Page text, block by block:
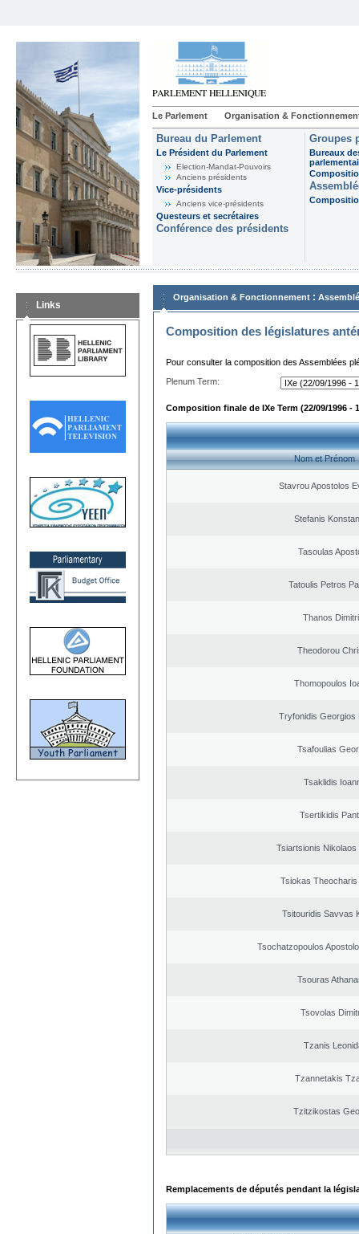
Le Parlement Organisation &
Bureau du Parlement
Le Président du Parlement
Election-Mandat-Pouvoirs
Anciens présidents
Vice-présidents
Anciens vice-présidents
Questeurs et secrétaires
Conférence des présidents
Groupes
Bureaux
Links
Organisation & Fonctionnement :
Composition des législatures
Pour consulter la composition des Assemblées
Plenum Term:
Composition finale de IXe Term (22/09/1996 -
Nom et Prénom
Stavrou Apostolos
Stefanis
Tasoulas
Tatoulis Petros
Thanos
Theodorou
Thomopoulos
Tryfonidis Georgios
Tsafoulias
Tsaklidis
Tsertikidis
Tsiartsionis Nikolaos
Tsiokas
Tsitouridis Savvas
Tsochatzopoulos
Tsouras
Tsovolas
Tzanis
Tzannetakis
Tzitzikostas
Remplacements de députés pendant la